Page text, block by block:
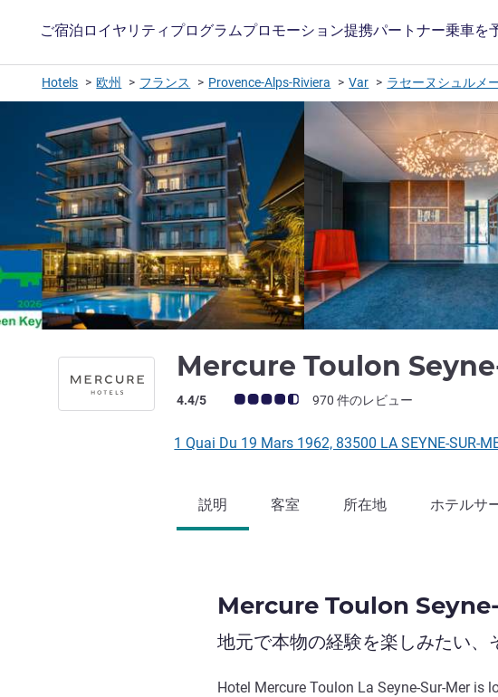
ご宿泊 ロイヤリティプログラムプロモーション提携パートナー乗車を
Hotels 欧州 フランス Provence-Alps-Riviera Var ラセーヌシュルメ
Mercure Toulon
お客さまの声 (確認済みレビュー アコーホテルズ)
4.4/5 970 件のレビュー
1 Quai Du 19 Mars 1962, 83500 LA SEYNE-SUR-
説明 客室 所在地 ホテルサ
Mercure Toulon
地元で本物の経験を楽しみたい、
Hotel Mercure Toulon La Seyne-Sur-Mer is